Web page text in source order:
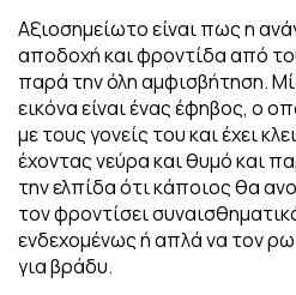
Αξιοσημείωτο είναι πως η
αποδοχή και φροντίδα από
παρά την όλη αμφισβήτηση.
εικόνα είναι ένας έφηβος, ο
με τους γονείς του και έχει
έχοντας νεύρα και θυμό και
την ελπίδα ότι κάποιος θα
τον φροντίσει
ενδεχομένως ή απλά να τον
για βράδυ.